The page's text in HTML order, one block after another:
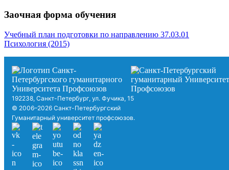
Заочная форма обучения
Учебный план подготовки по направлению 37.03.01
Психология (2015)
192238, Санкт-Петербург, ул. Фучика, 15
© 2006–2026 Санкт-Петербургский
Гуманитарный университет профсоюзов.